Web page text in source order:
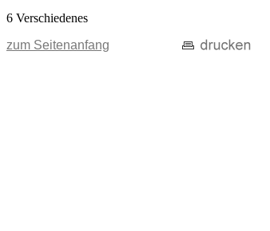
6 Verschiedenes
zum Seitenanfang